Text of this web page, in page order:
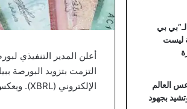
الإلكتروني (XBRL). ويعكس هذا الالتزام العالي حرص الشركات الأردنية على تطبيق مبادئ الإفصاح والشفافية.
لـ”بي بي
ليست
العالم
بجهود